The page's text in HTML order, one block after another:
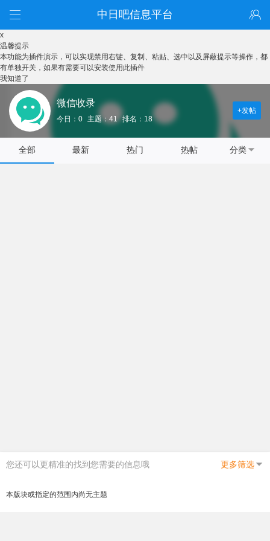
中日吧信息平台
x
温馨提示
本功能为插件演示，可以实现禁用右键、复制、粘贴、选中以及屏蔽提示等操作，都
有单独开关，如果有需要可以安装使用此插件
我知道了
微信收录
今日：0 主题：41 排名：18
+发帖
全部 最新 热门 热帖 分类
您还可以更精准的找到您需要的信息哦 更多筛选
本版块或指定的范围内尚无主题